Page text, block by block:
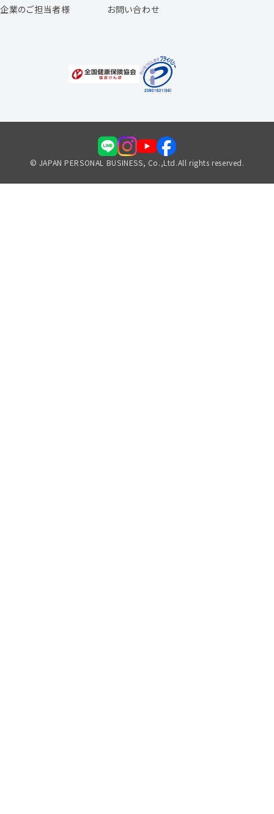
福利厚生のご案内
企業のご担当者様 お問い合わせ
© JAPAN PERSONAL BUSINESS, Co.,Ltd.All rights reserved.